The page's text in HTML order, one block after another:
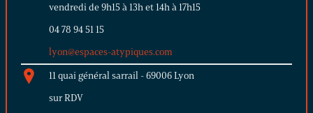
vendredi de 9h15 à 13h et 14h à 17h15
04 78 94 51 15
lyon@espaces-atypiques.com
11 quai général sarrail - 69006 Lyon
sur RDV